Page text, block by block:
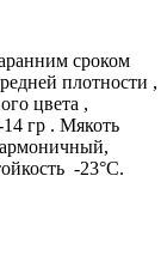
сроком
плотности ,
цвета ,
гр . Мякоть
-23°C.